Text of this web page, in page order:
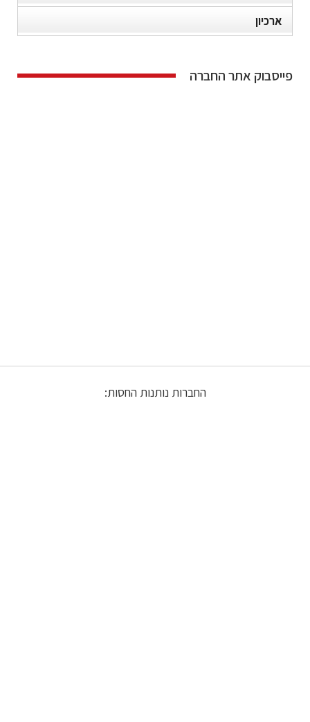
ארכיון
פייסבוק אתר החברה
החברות נותנות החסות: